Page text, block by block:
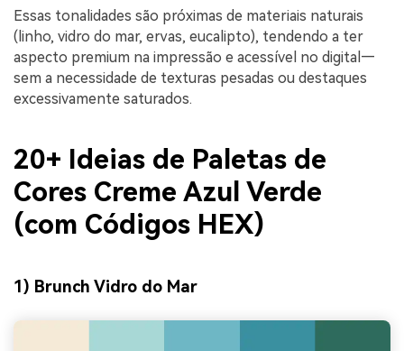
Essas tonalidades são próximas de materiais naturais
(linho, vidro do mar, ervas, eucalipto), tendendo a ter
aspecto premium na impressão e acessível no digital—
sem a necessidade de texturas pesadas ou destaques
excessivamente saturados.
20+ Ideias de Paletas de
Cores Creme Azul Verde
(com Códigos HEX)
1) Brunch Vidro do Mar